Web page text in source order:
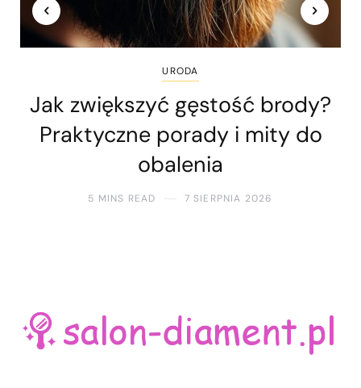
URODA
Jak zwiększyć gęstość brody?
Praktyczne porady i mity do
obalenia
5 MINS READ 7 SIERPNIA 2026